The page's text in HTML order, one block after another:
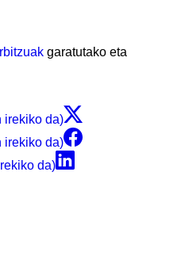
garatutako eta
irekiko da)
irekiko da)
da)